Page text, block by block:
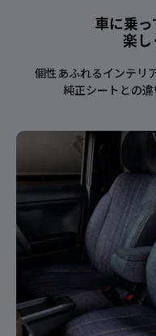
車に乗
楽し
個性あふれるインテリ
純正シートとの違